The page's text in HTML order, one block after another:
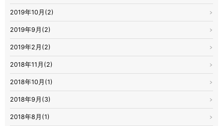
2019年10月(2)
2019年9月(2)
2019年2月(2)
2018年11月(2)
2018年10月(1)
2018年9月(3)
2018年8月(1)